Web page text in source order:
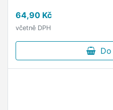
gumovou hlavičkou …
64,90 Kč
včetně DPH
Do